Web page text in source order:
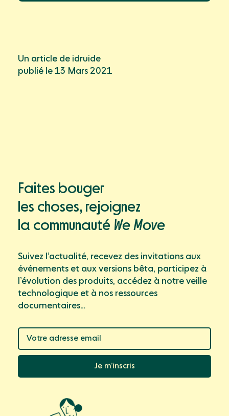
Un article de idruide
publié le 13 Mars 2021
Faites bouger
les choses, rejoignez
la communauté We Move
Suivez l’actualité, recevez des invitations aux
événements et aux versions bêta, participez à
l’évolution des produits, accédez à notre veille
technologique et à nos ressources
documentaires…
Je m’inscris